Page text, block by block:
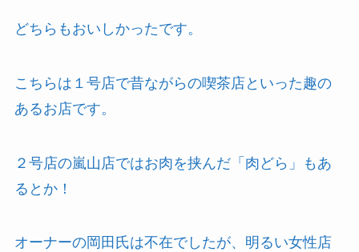
どちらもおいしかったです。
こちらは１号店で昔ながらの喫茶店といった趣の
あるお店です。
２号店の嵐山店ではお肉を挟んだ「肉どら」もあ
るとか！
オーナーの岡田氏は不在でしたが、明るい女性店